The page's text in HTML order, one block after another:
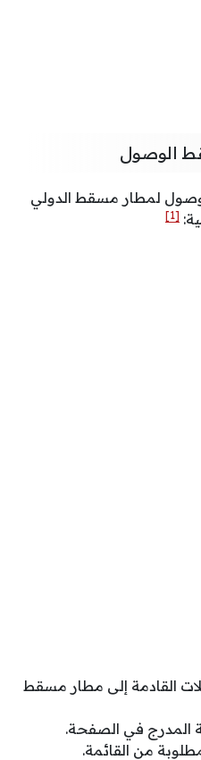
الوصول
لمطار مسقط الدولي
[1]
القادمة إلى مطار مسقط
المدرج في الصفحة.
من القائمة.